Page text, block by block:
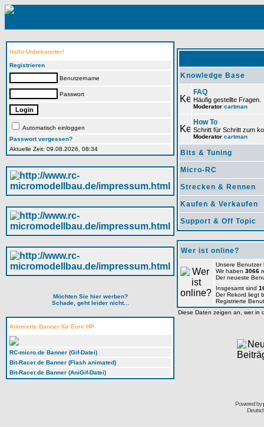
Hallo Unbekannter!
Registrieren
Benutzername
Passwort
Automatisch einloggen
Passwort vergessen?
Aktuelle Zeit: 09.08.2026, 08:34
Möchten Sie hier werben?
Schade, geht leider nicht...
Animierte Banner für Eure HP
RC-micro.de Banner (Gif-Datei)
Bit-Racer.de Banner (Flash animated)
Bit-Racer.de Banner (AniGif-Datei)
Knowledge Base
FAQ
Häufig gestellte Fragen.
Moderator cartman
How To
Schritt für Schritt zum
Moderator cartman
Bits & Tuning
Micro-RC
Strecken & Rennen
Kaufen & Verkaufen
Support & Off Topic
Wer ist online?
Unsere
Wir haben 3066
Der neueste
Insgesamt sind
Der Rekord liegt
Registrierte
Diese Daten zeigen an, wer in
Powered by